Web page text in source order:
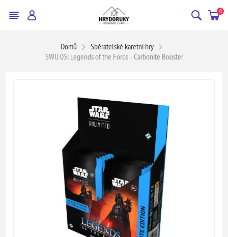
0
Domů
Sběratelské karetní hry
SWU 05: Legends of the Force - Carbonite Booster